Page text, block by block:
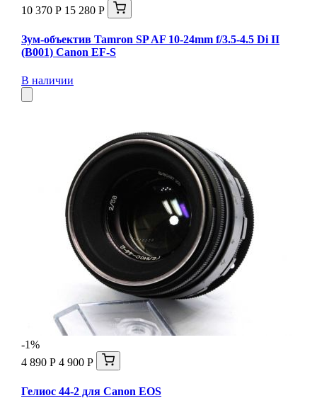
10 370 Р 15 280 Р
Зум-объектив Tamron SP AF 10-24mm f/3.5-4.5 Di II
(B001) Canon EF-S
В наличии
-1%
4 890 Р 4 900 Р
Гелиос 44-2 для Canon EOS